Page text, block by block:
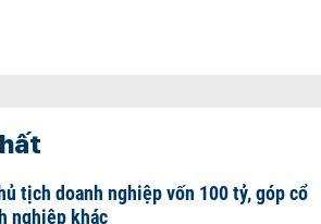
tịch doanh nghiệp vốn 100 tỷ, góp cổ
nghiệp khác